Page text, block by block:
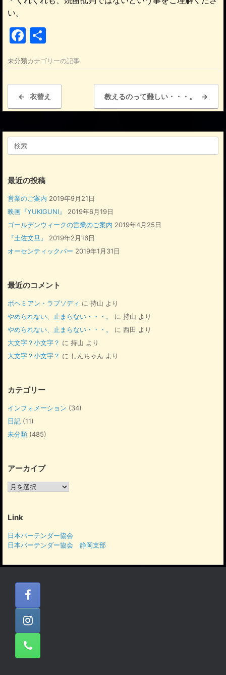
い。
F
c
e
b
o
o
k
未分類カテゴリーの記事
投稿ナビゲーション
← 衣替え 教えるのって難しい・・・。 →
検
最近の投稿
営業のご案内 2019年9月21日
映画『YUKIGUNI』
2019年6月19日
ゴールデンウィークの営業のご案内 2019年4月25日
『土佐文旦』
2019年2月16日
オーセンティックバー 2019年1月31日
最近のコメント
ボヘミアン・ラプソディ に 持山 より
やめられない、止まらない・・・。
に 持山 より
やめられない、止まらない・・・。
に 西田 より
大文字？小文字？ に 持山 より
大文字？小文字？ に しんちゃん より
カテゴリー
インフォメーション (34)
日記 (11)
未分類 (485)
アーカイブ
ア
イ
Link
日本バーテンダー協会
日本バーテンダー協会 静岡支部